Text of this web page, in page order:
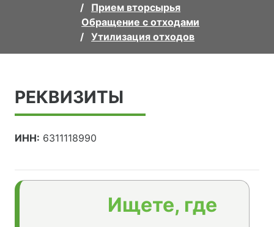
Прием вторсырья
Обращение с отходами
Утилизация отходов
РЕКВИЗИТЫ
ИНН: 6311118990
Ищете, где